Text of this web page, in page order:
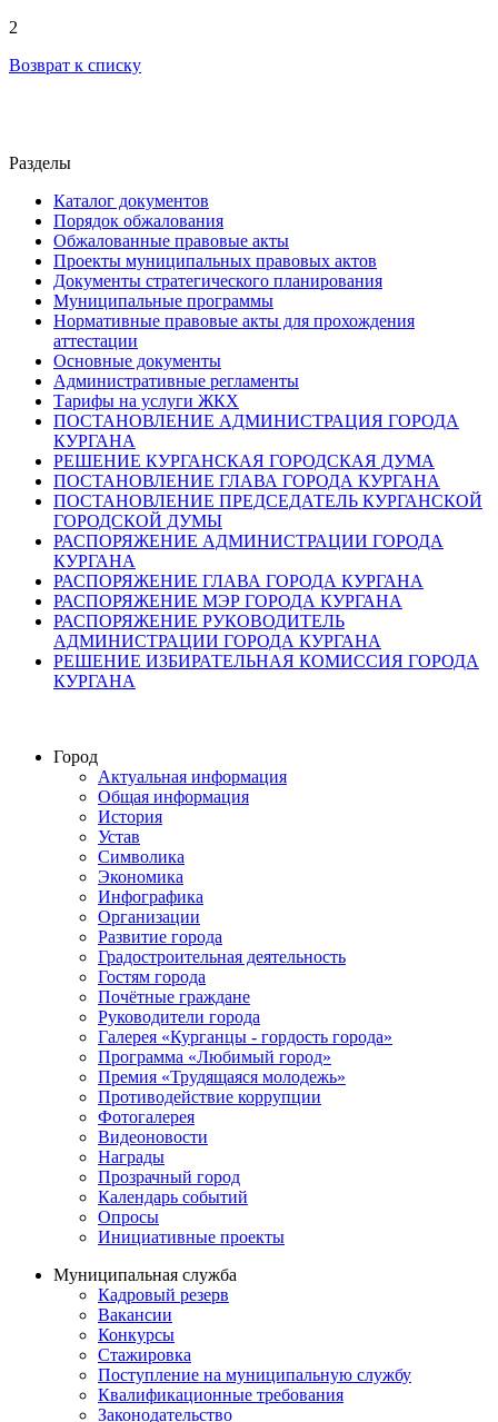
2
Возврат к списку
Разделы
Каталог документов
Порядок обжалования
Обжалованные правовые акты
Проекты муниципальных правовых актов
Документы стратегического планирования
Муниципальные программы
Нормативные правовые акты для прохождения
аттестации
Основные документы
Административные регламенты
Тарифы на услуги ЖКХ
ПОСТАНОВЛЕНИЕ АДМИНИСТРАЦИЯ ГОРОДА
КУРГАНА
РЕШЕНИЕ КУРГАНСКАЯ ГОРОДСКАЯ ДУМА
ПОСТАНОВЛЕНИЕ ГЛАВА ГОРОДА КУРГАНА
ПОСТАНОВЛЕНИЕ ПРЕДСЕДАТЕЛЬ КУРГАНСКОЙ
ГОРОДСКОЙ ДУМЫ
РАСПОРЯЖЕНИЕ АДМИНИСТРАЦИИ ГОРОДА
КУРГАНА
РАСПОРЯЖЕНИЕ ГЛАВА ГОРОДА КУРГАНА
РАСПОРЯЖЕНИЕ МЭР ГОРОДА КУРГАНА
РАСПОРЯЖЕНИЕ РУКОВОДИТЕЛЬ
АДМИНИСТРАЦИИ ГОРОДА КУРГАНА
РЕШЕНИЕ ИЗБИРАТЕЛЬНАЯ КОМИССИЯ ГОРОДА
КУРГАНА
Город
Актуальная информация
Общая информация
История
Устав
Символика
Экономика
Инфографика
Организации
Развитие города
Градостроительная деятельность
Гостям города
Почётные граждане
Руководители города
Галерея «Курганцы - гордость города»
Программа «Любимый город»
Премия «Трудящаяся молодежь»
Противодействие коррупции
Фотогалерея
Видеоновости
Награды
Прозрачный город
Календарь событий
Опросы
Инициативные проекты
Муниципальная служба
Кадровый резерв
Вакансии
Конкурсы
Стажировка
Поступление на муниципальную службу
Квалификационные требования
Законодательство